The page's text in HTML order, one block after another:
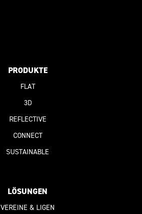
PRODUKTE
FLAT
3D
REFLECTIVE
CONNECT
SUSTAINABLE
LÖSUNGEN
VEREINE & LIGEN